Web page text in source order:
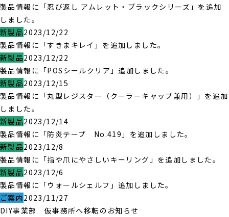
製品情報に「忍び返し アムレット・ブラックシリーズ」を追加
しました。
新製品2023/12/22
製品情報に「すきまキレイ」を追加しました。
新製品2023/12/22
製品情報に「POSシールクリア」追加しました。
新製品2023/12/15
製品情報に「丸型レジスター（クーラーキャップ兼用）」を追加
しました。
新製品2023/12/14
製品情報に「防炎テープ No.419」を追加しました。
新製品2023/12/8
製品情報に「指や爪にやさしいキーリング」を追加しました。
新製品2023/12/6
製品情報に「ウォールシェルフ」追加しました。
ご案内2023/11/27
DIY事業部 仮事務所へ移転のお知らせ